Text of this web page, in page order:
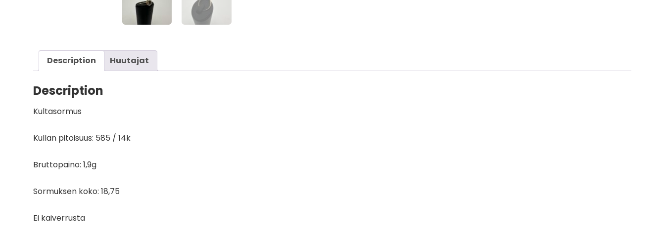
Description Huutajat
Description
Kultasormus
Kullan pitoisuus: 585 / 14k
Bruttopaino: 1,9g
Sormuksen koko: 18,75
Ei kaiverrusta